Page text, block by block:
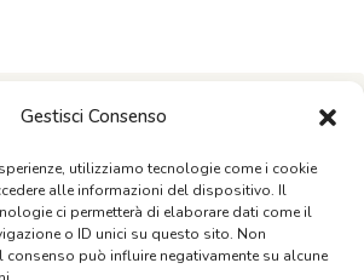
Gestisci Consenso
utilizziamo tecnologie come i cookie
alle informazioni del dispositivo. Il
ci permetterà di elaborare dati come il
o ID unici su questo sito. Non
consenso può influire negativamente su alcune